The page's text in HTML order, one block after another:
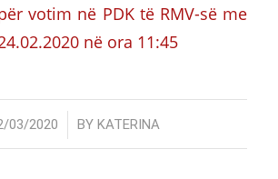
votim në PDK të RMV-së me
në ora 11:45
03/2020
/ BY KATERINA